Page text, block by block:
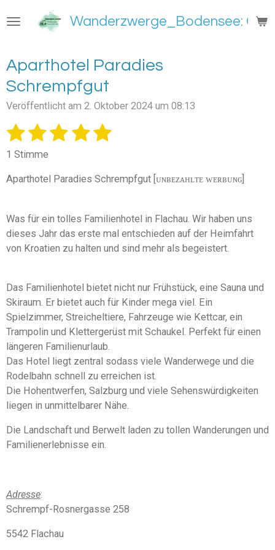
Hauptinhalt
Wanderzwerge_Bodensee:
Aparthotel Paradies
Schrempfgut
Veröffentlicht am 2. Oktober 2024 um 08:13
B
e
w
e
u
n
g
S
t
e
r
n
e
1
S
t
e
r
n
2
S
t
r
n
e
3
t
r
n
e
4
t
r
n
e
5
t
r
n
e
B
r
g
a
b
d
e
n
1 Stimme
Aparthotel Paradies Schrempfgut [ᴜɴʙᴇᴢᴀʜʟᴛᴇ ᴡᴇʀʙᴜɴɢ]
Was für ein tolles Familienhotel in Flachau. Wir haben uns
dieses Jahr das erste mal entschieden auf der Heimfahrt
von Kroatien zu halten und sind mehr als begeistert.
Das Familienhotel bietet nicht nur Frühstück, eine Sauna und
Skiraum. Er bietet auch für Kinder mega viel. Ein
Spielzimmer, Streicheltiere, Fahrzeuge wie Kettcar, ein
Trampolin und Klettergerüst mit Schaukel. Perfekt für einen
längeren Familienurlaub.
Das Hotel liegt zentral sodass viele Wanderwege und die
Rodelbahn schnell zu erreichen ist.
Die Hohentwerfen, Salzburg und viele Sehenswürdigkeiten
liegen in unmittelbarer Nähe.
Die Landschaft und Berwelt laden zu tollen Wanderungen und
Familienerlebnisse ein.
Adresse:
Schrempf-Rosnergasse 258
5542 Flachau